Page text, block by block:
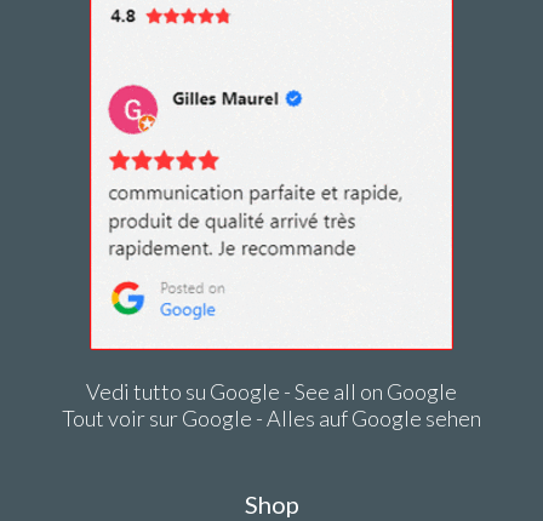
Vedi tutto su Google - See all on Google
Tout voir sur Google - Alles auf Google sehen
Shop